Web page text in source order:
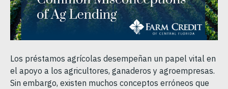
Los préstamos agrícolas desempeñan un papel vital en
el apoyo a los agricultores, ganaderos y agroempresas.
Sin embargo, existen muchos conceptos erróneos que